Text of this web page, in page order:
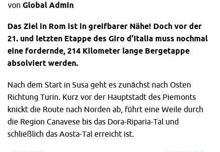
von Global Admin
Das Ziel in Rom ist in greifbarer Nähe! Doch vor der
21. und letzten Etappe des Giro d’Italia muss nochmal
eine fordernde, 214 Kilometer lange Bergetappe
absolviert werden.
Nach dem Start in Susa geht es zunächst nach Osten
Richtung Turin. Kurz vor der Hauptstadt des Piemonts
knickt die Route nach Norden ab, führt eine Weile durch
die Region Canavese bis das Dora-Riparia-Tal und
schließlich das Aosta-Tal erreicht ist.